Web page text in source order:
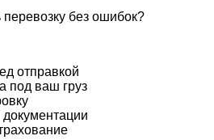
перевозку без ошибок?
отправкой
под ваш груз